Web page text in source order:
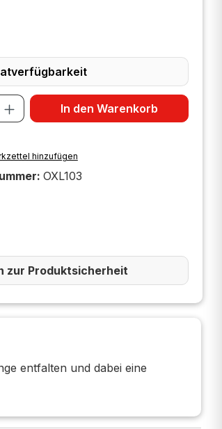
Anzahl: Gib den
In den Warenkorb
hinzufügen
OXL103
zur Produktsicherheit
entfalten und dabei eine